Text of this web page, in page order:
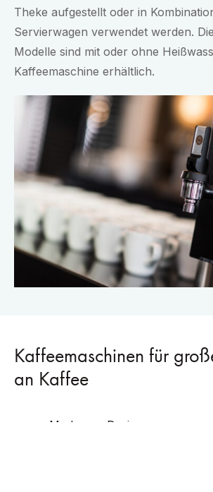
Theke aufgestellt oder in
Servierwagen verwendet werden.
Modelle sind mit oder ohne
Kaffeemaschine erhältlich.
Kaffeemaschinen für
an Kaffee
Modernes Design